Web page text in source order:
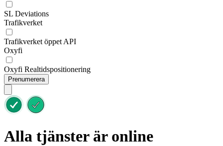
SL Deviations
Trafikverket
Trafikverket öppet API
Oxyfi
Oxyfi Realtidspositionering
Prenumerera
Alla tjänster är online